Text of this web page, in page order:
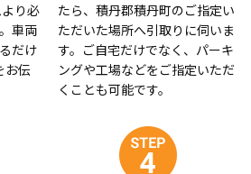
り必
車両
だけ
お伝
たら、積丹郡積丹町のご指定い
ただいた場所へ引取りに伺いま
す。ご自宅だけでなく、パーキ
ングや工場などをご指定いただ
くことも可能です。